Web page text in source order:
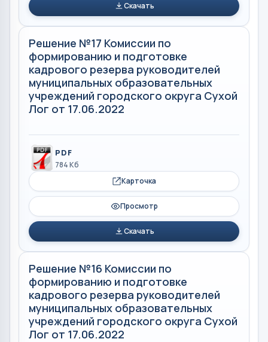
Скачать
Решение №17 Комиссии по
формированию и подготовке
кадрового резерва руководителей
муниципальных образовательных
учреждений городского округа Сухой
Лог от 17.06.2022
PDF
784 Кб
Карточка
Просмотр
Скачать
Решение №16 Комиссии по
формированию и подготовке
кадрового резерва руководителей
муниципальных образовательных
учреждений городского округа Сухой
Лог от 17.06.2022